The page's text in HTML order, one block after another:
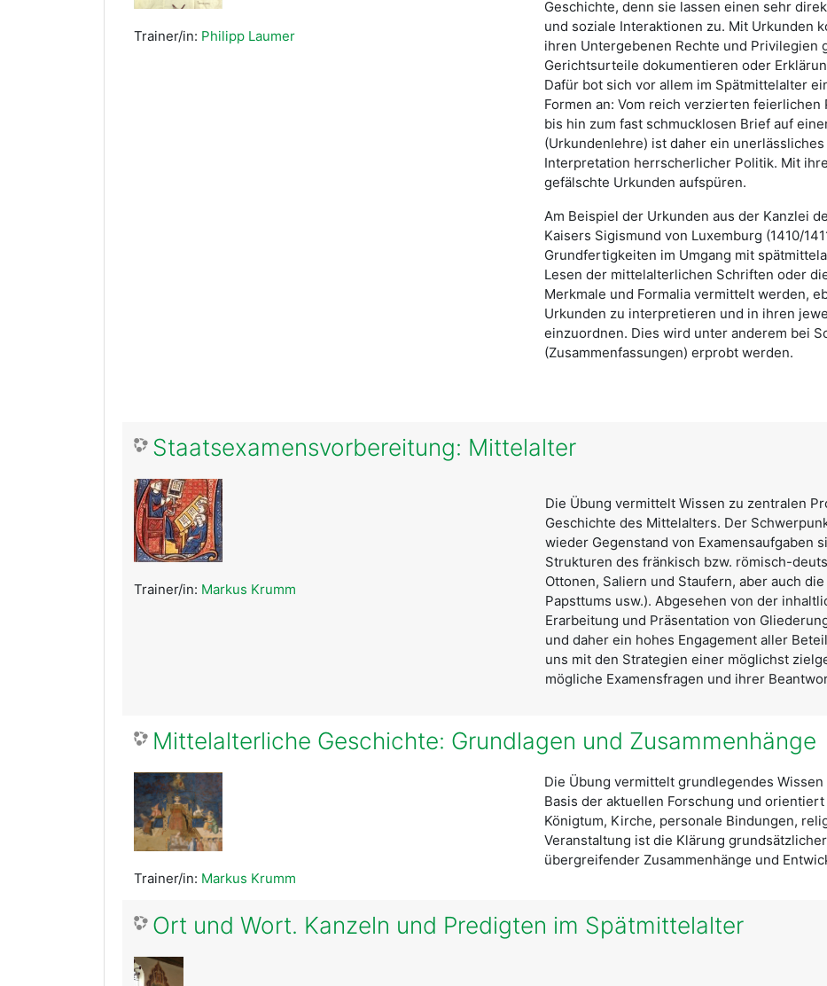
Geschichte, denn sie lassen einen sehr
und soziale Interaktionen zu. Mit Urkunden
ihren Untergebenen Rechte und Privilegien
Gerichtsurteile dokumentieren oder
Dafür bot sich vor allem im Spätmittelalter
Formen an: Vom reich verzierten
bis hin zum fast schmucklosen Brief auf
(Urkundenlehre) ist daher ein
Interpretation herrscherlicher Politik. Mit
gefälschte Urkunden aufspüren.
Am Beispiel der Urkunden aus der Kanzlei
Kaisers Sigismund von Luxemburg (1410/
Grundfertigkeiten im Umgang mit
Lesen der mittelalterlichen Schriften oder
Merkmale und Formalia vermittelt werden,
Urkunden zu interpretieren und in ihren
einzuordnen. Dies wird unter anderem bei
(Zusammenfassungen) erprobt werden.
Trainer/in: Philipp Laumer
Staatsexamensvorbereitung: Mittelalter
Die Übung vermittelt Wissen zu zentralen
Geschichte des Mittelalters. Der
wieder Gegenstand von Examensaufgaben
Strukturen des fränkisch bzw. römisch-
Ottonen, Saliern und Staufern, aber auch
Papsttums usw.). Abgesehen von der
Erarbeitung und Präsentation von
und daher ein hohes Engagement aller
uns mit den Strategien einer möglichst
mögliche Examensfragen und ihrer
Trainer/in: Markus Krumm
Mittelalterliche Geschichte: Grundlagen und Zusammenhänge
Die Übung vermittelt grundlegendes
Basis der aktuellen Forschung und
Königtum, Kirche, personale Bindungen,
Veranstaltung ist die Klärung
übergreifender Zusammenhänge und
Trainer/in: Markus Krumm
Ort und Wort. Kanzeln und Predigten im Spätmittelalter